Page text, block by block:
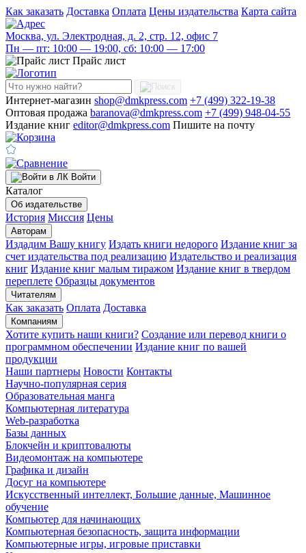
Как заказать Доставка Оплата Цены издательства Карта сайта
Москва, ул. Электродная, д. 2, стр. 12, офис 7
Пн — пт: 10:00 — 19:00, сб: 10:00 — 17:00
Прайс лист
Интернет-магазин shop@dmkpress.com +7 (499) 322-19-38
Оптовая продажа baranova@dmkpress.com +7 (499) 948-04-55
Издание книг editor@dmkpress.com Пишите на почту
Войти
Каталог
Об издательстве
История Миссия Цены
Авторам
Издадим Вашу книгу Издать книги недорого Издание книг за
счет издательства под реализацию Издательство и реализация
книг Издание книг малым тиражом Издание книг в твердом
переплете Образцы документов
Читателям
Как заказать Оплата Доставка
Компаниям
Хотите купить наши книги? Создание или перевод книги о
программном обеспечении Издание книг по вашей
продукции
Наши партнеры Новости Контакты
Научно-популярная серия
Образовательная манга
Компьютерная литература
Web-разработка
Базы данных
Блокчейн и криптовалюты
Видеомонтаж на компьютере
Графика и дизайн
Досуг на компьютере
Искусственный интеллект, Большие данные, Машинное
обучение
Компьютер для начинающих
Компьютерная безопасность, защита информации
Компьютерные игры, игровые приставки